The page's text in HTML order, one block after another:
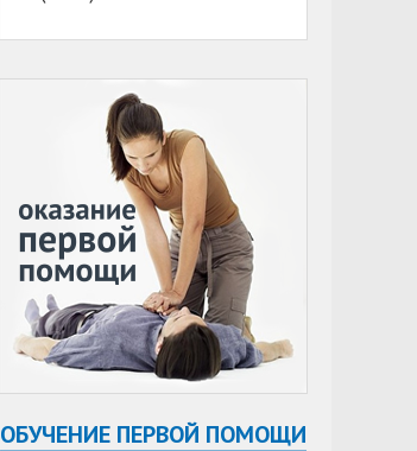
ОБУЧЕНИЕ ПЕРВОЙ ПОМОЩИ